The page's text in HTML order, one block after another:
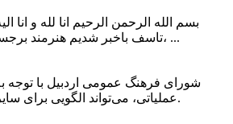
بسم الله الرحمن الرحیم انا لله و انا
تاسف باخبر شدیم هنرمند برجسته ایران و فرزند اردبیل، ...
شورای فرهنگ عمومی اردبیل با توجه
عملیاتی، می‌تواند الگویی برای سایر استان‌های کشور باشد.